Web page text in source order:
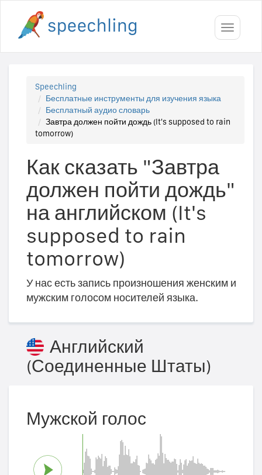
Toggle
Speechling
Бесплатные инструменты для изучения языка
Бесплатный аудио словарь
Завтра должен пойти дождь (It's supposed to rain
tomorrow)
Как сказать "Завтра
должен пойти дождь"
на английском (It's
supposed to rain
tomorrow)
У нас есть запись произношения женским и
мужским голосом носителей языка.
Английский
(Соединенные Штаты)
Мужской голос